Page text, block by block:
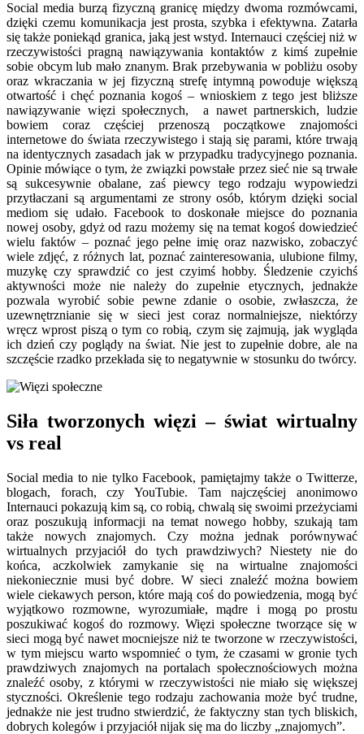
Social media burzą fizyczną granicę między dwoma rozmówcami,
dzięki czemu komunikacja jest prosta, szybka i efektywna. Zatarła
się także poniekąd granica, jaką jest wstyd. Internauci częściej niż w
rzeczywistości pragną nawiązywania kontaktów z kimś zupełnie
sobie obcym lub mało znanym. Brak przebywania w pobliżu osoby
oraz wkraczania w jej fizyczną strefę intymną powoduje większą
otwartość i chęć poznania kogoś – wnioskiem z tego jest bliższe
nawiązywanie więzi społecznych, a nawet partnerskich, ludzie
bowiem coraz częściej przenoszą początkowe znajomości
internetowe do świata rzeczywistego i stają się parami, które trwają
na identycznych zasadach jak w przypadku tradycyjnego poznania.
Opinie mówiące o tym, że związki powstałe przez sieć nie są trwałe
są sukcesywnie obalane, zaś piewcy tego rodzaju wypowiedzi
przytłaczani są argumentami ze strony osób, którym dzięki social
mediom się udało. Facebook to doskonałe miejsce do poznania
nowej osoby, gdyż od razu możemy się na temat kogoś dowiedzieć
wielu faktów – poznać jego pełne imię oraz nazwisko, zobaczyć
wiele zdjęć, z różnych lat, poznać zainteresowania, ulubione filmy,
muzykę czy sprawdzić co jest czyimś hobby. Śledzenie czyichś
aktywności może nie należy do zupełnie etycznych, jednakże
pozwala wyrobić sobie pewne zdanie o osobie, zwłaszcza, że
uzewnętrznianie się w sieci jest coraz normalniejsze, niektórzy
wręcz wprost piszą o tym co robią, czym się zajmują, jak wygląda
ich dzień czy poglądy na świat. Nie jest to zupełnie dobre, ale na
szczęście rzadko przekłada się to negatywnie w stosunku do twórcy.
Siła tworzonych więzi – świat wirtualny
vs real
Social media to nie tylko Facebook, pamiętajmy także o Twitterze,
blogach, forach, czy YouTubie. Tam najczęściej anonimowo
Internauci pokazują kim są, co robią, chwalą się swoimi przeżyciami
oraz poszukują informacji na temat nowego hobby, szukają tam
także nowych znajomych. Czy można jednak porównywać
wirtualnych przyjaciół do tych prawdziwych? Niestety nie do
końca, aczkolwiek zamykanie się na wirtualne znajomości
niekoniecznie musi być dobre. W sieci znaleźć można bowiem
wiele ciekawych person, które mają coś do powiedzenia, mogą być
wyjątkowo rozmowne, wyrozumiałe, mądre i mogą po prostu
poszukiwać kogoś do rozmowy. Więzi społeczne tworzące się w
sieci mogą być nawet mocniejsze niż te tworzone w rzeczywistości,
w tym miejscu warto wspomnieć o tym, że czasami w gronie tych
prawdziwych znajomych na portalach społecznościowych można
znaleźć osoby, z którymi w rzeczywistości nie miało się większej
styczności. Określenie tego rodzaju zachowania może być trudne,
jednakże nie jest trudno stwierdzić, że faktyczny stan tych bliskich,
dobrych kolegów i przyjaciół nijak się ma do liczby „znajomych”.